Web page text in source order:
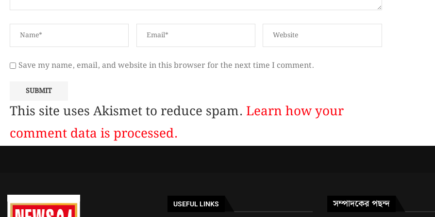
Save my name, email, and website in this browser for the next time I comment.
This site uses Akismet to reduce spam. Learn how your
comment data is processed.
USEFUL LINKS সম্পাদকের পছন্দ